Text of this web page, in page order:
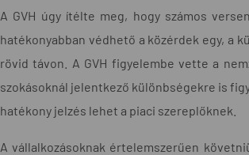
A GVH úgy ítélte meg, hogy számos
hatékonyabban védhető a közérdek egy, a
rövid távon. A GVH figyelembe vette a
szokásoknál jelentkező különbségekre is
hatékony jelzés lehet a piaci szereplőknek.
A vállalkozásoknak értelemszerűen